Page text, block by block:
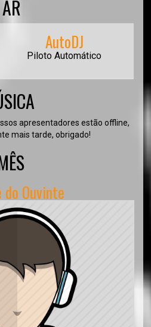
AutoDJ
Piloto Automático
apresentadores estão offline,
mais tarde, obrigado!
do Ouvinte